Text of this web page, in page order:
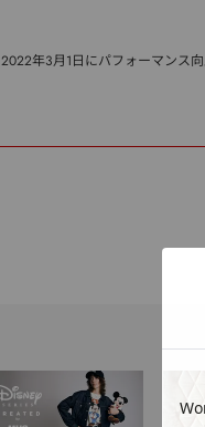
2022年3月1日にパフォーマンス